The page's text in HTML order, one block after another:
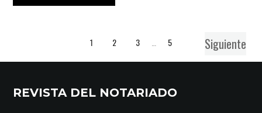
1 2 3 5 Siguiente
REVISTA DEL NOTARIADO